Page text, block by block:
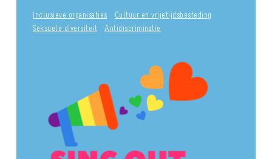
Inclusieve organisaties
Cultuur en vrijetijdsbesteding
Seksuele diversiteit
Antidiscriminatie